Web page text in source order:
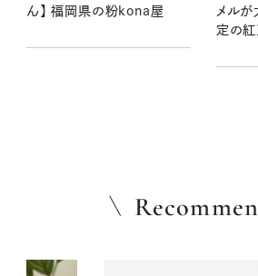
ん】 福岡県の粉kona屋
メルが
定の